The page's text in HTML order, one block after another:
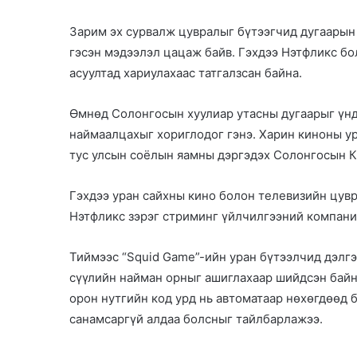
Зарим эх сурвалж цувралыг бүтээгчид
гэсэн мэдээлэл цацаж байв. Гэхдээ Нэтфликс
асуултад хариулахаас татгалзсан байна.
Өмнөд Солонгосын хуулиар утасны дугаарыг
наймаалцахыг хориглодог гэнэ. Харин киноны
тус улсын соёлын яамны дэргэдэх Солонгосын
Гэхдээ уран сайхны кино болон телевизийн
Нэтфликс зэрэг стриминг үйлчилгээний
Тиймээс “Squid Game”-ийн уран бүтээлчид
сүүлийн найман орныг ашиглахаар шийдсэн
орон нутгийн код урд нь автоматаар
санамсаргүй алдаа болсныг тайлбарлажээ.